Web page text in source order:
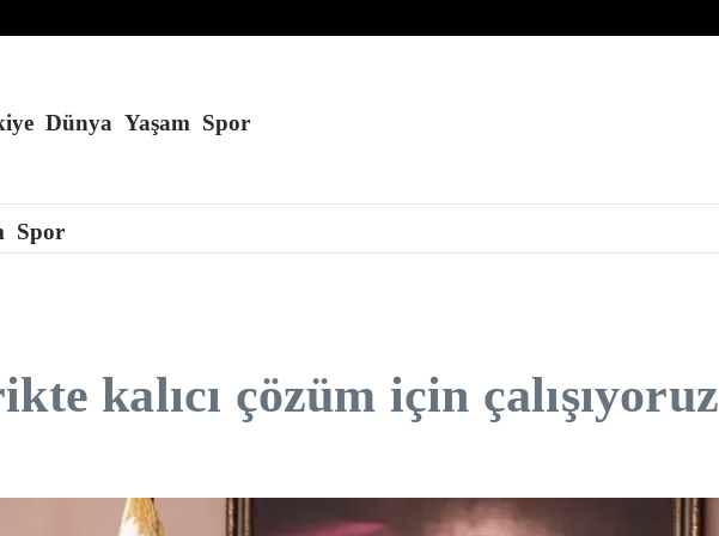
zeka destekli İHA üretti
Dünya Yaşam Spor
Spor
kalıcı çözüm için çalışıyoruz